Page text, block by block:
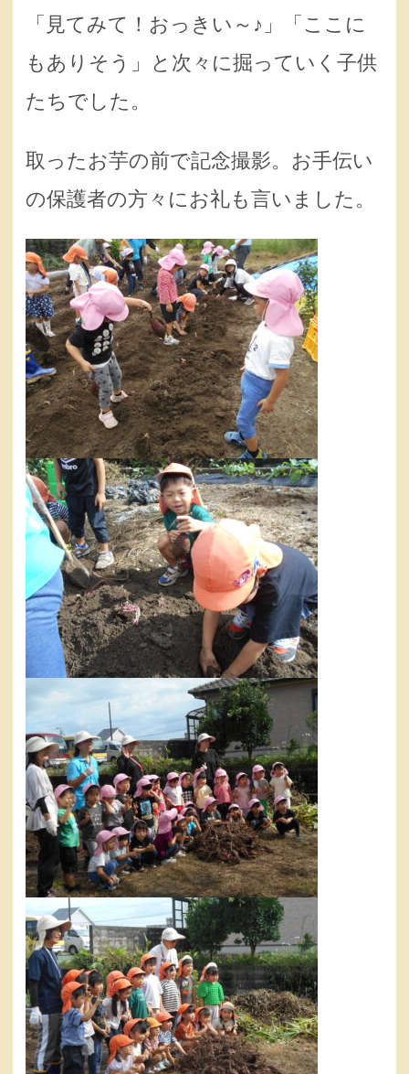
「見てみて！おっきい～♪」「ここに
もありそう」と次々に掘っていく子供
たちでした。
取ったお芋の前で記念撮影。お手伝い
の保護者の方々にお礼も言いました。